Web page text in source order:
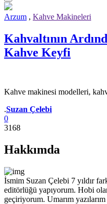
Arzum , Kahve Makineleri
Kahvaltının
Kahve Keyfi
Kahve makinesi modelleri,
Yazar
.Suzan Çelebi
0
3168
Hakkımda
İsmim Suzan Çelebi 7 yıldır
editörlüğü yapıyorum. Hobi
geçiriyorum. Umarım